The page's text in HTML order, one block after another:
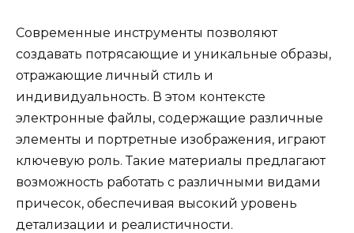
Современные инструменты позволяют
создавать потрясающие и уникальные образы,
отражающие личный стиль и
индивидуальность. В этом контексте
электронные файлы, содержащие различные
элементы и портретные изображения, играют
ключевую роль. Такие материалы предлагают
возможность работать с различными видами
причесок, обеспечивая высокий уровень
детализации и реалистичности.